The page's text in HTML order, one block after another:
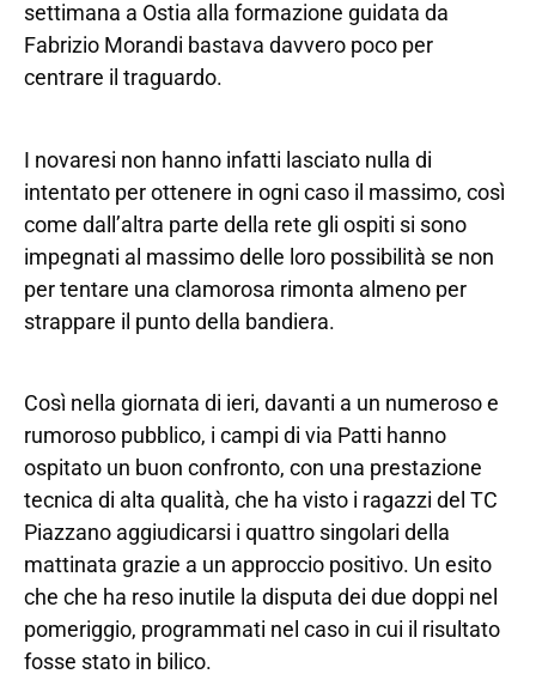
settimana a Ostia alla formazione guidata da
Fabrizio Morandi bastava davvero poco per
centrare il traguardo.
I novaresi non hanno infatti lasciato nulla di
intentato per ottenere in ogni caso il massimo, così
come dall’altra parte della rete gli ospiti si sono
impegnati al massimo delle loro possibilità se non
per tentare una clamorosa rimonta almeno per
strappare il punto della bandiera.
Così nella giornata di ieri, davanti a un numeroso e
rumoroso pubblico, i campi di via Patti hanno
ospitato un buon confronto, con una prestazione
tecnica di alta qualità, che ha visto i ragazzi del TC
Piazzano aggiudicarsi i quattro singolari della
mattinata grazie a un approccio positivo. Un esito
che che ha reso inutile la disputa dei due doppi nel
pomeriggio, programmati nel caso in cui il risultato
fosse stato in bilico.